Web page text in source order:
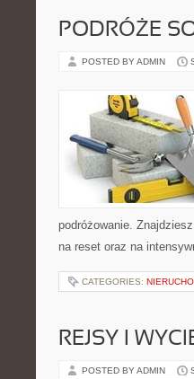
PODRÓŻE
POSTED BY ADMIN
podróżowanie.
na reset oraz na
CATEGORIES:
REJSY I
POSTED BY ADMIN